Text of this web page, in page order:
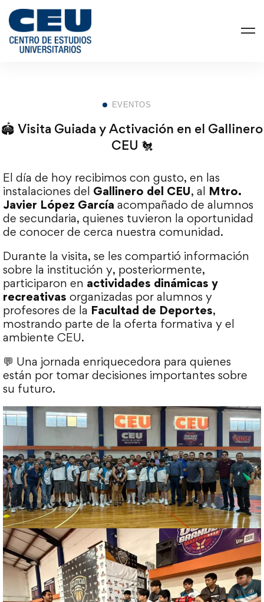
EVENTOS
🏟️ Visita Guiada y Activación en el Gallinero
CEU 🐔
El día de hoy recibimos con gusto, en las
instalaciones del Gallinero del CEU, al Mtro.
Javier López García acompañado de alumnos
de secundaria, quienes tuvieron la oportunidad
de conocer de cerca nuestra comunidad.
Durante la visita, se les compartió información
sobre la institución y, posteriormente,
participaron en actividades dinámicas y
recreativas organizadas por alumnos y
profesores de la Facultad de Deportes,
mostrando parte de la oferta formativa y el
ambiente CEU.
💬 Una jornada enriquecedora para quienes
están por tomar decisiones importantes sobre
su futuro.